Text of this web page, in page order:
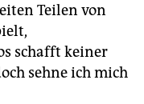
Teilen von
schafft keiner
sehne ich mich